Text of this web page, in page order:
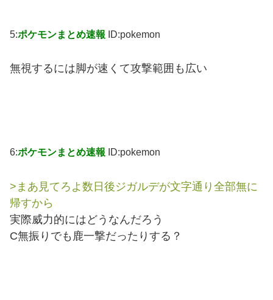
5:ポケモンまとめ速報 ID:pokemon
無視するには脚が速くて攻撃範囲も広い
6:ポケモンまとめ速報 ID:pokemon
>まあ見てろよ数日後ジガルデが文字通り全部無に
帰すから
実際威力的にはどうなんだろう
C無振りでも鹿一撃だったりする？